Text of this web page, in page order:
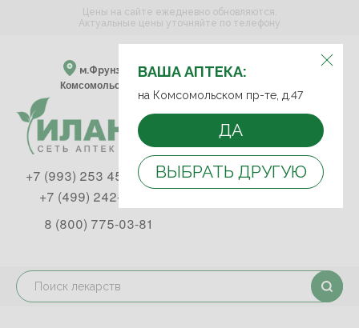
ВЫБЕРИТЕ АПТЕКУ:
м.Фрунзенская м.Спортивная
Комсомольский пр-т, д. 47
ВАША АПТЕКА:
на Комсомольском пр-те, д.47
ДА
ВЫБРАТЬ ДРУГУЮ
Цены на сайте ежедневно обновляются.
Актуальные цены уточняйте по телефону
+7 (993) 253 45 93
+7 (499) 242-90-85
8 (800) 775-03-81